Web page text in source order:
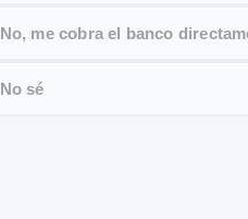
No, me cobra el banco
No sé